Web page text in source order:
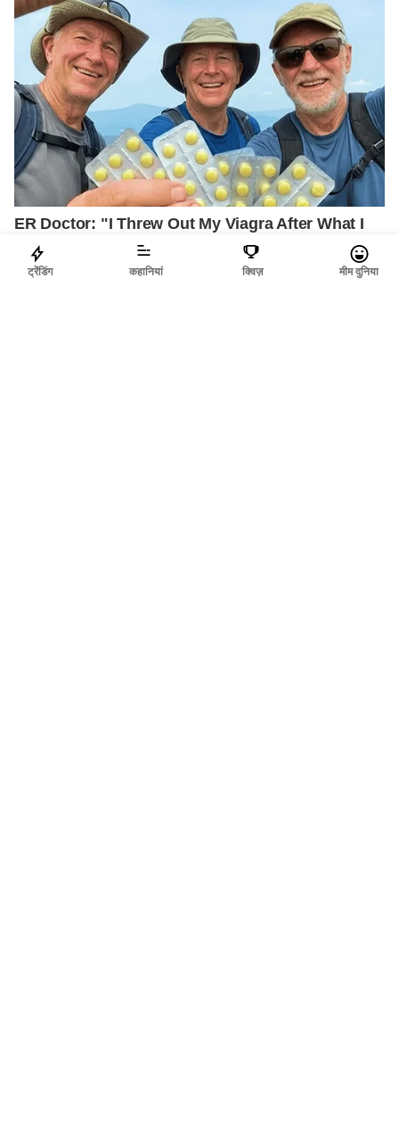
ट्रेंडिंग कहानियां क्विज़ मीम दुनिया